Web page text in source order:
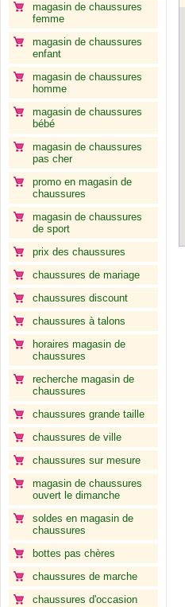
magasin de chaussures
femme
magasin de chaussures
enfant
magasin de chaussures
homme
magasin de chaussures
bébé
magasin de chaussures
pas cher
promo en magasin de
chaussures
magasin de chaussures
de sport
prix des chaussures
chaussures de mariage
chaussures discount
chaussures à talons
horaires magasin de
chaussures
recherche magasin de
chaussures
chaussures grande taille
chaussures de ville
chaussures sur mesure
magasin de chaussures
ouvert le dimanche
soldes en magasin de
chaussures
bottes pas chères
chaussures de marche
chaussures d'occasion